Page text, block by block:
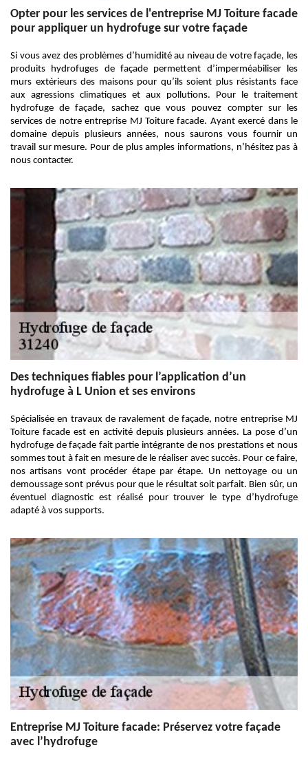
Opter pour les services de l'entreprise MJ Toiture facade
pour appliquer un hydrofuge sur votre façade
Si vous avez des problèmes d’humidité au niveau de votre façade, les
produits hydrofuges de façade permettent d’imperméabiliser les
murs extérieurs des maisons pour qu’ils soient plus résistants face
aux agressions climatiques et aux pollutions. Pour le traitement
hydrofuge de façade, sachez que vous pouvez compter sur les
services de notre entreprise MJ Toiture facade. Ayant exercé dans le
domaine depuis plusieurs années, nous saurons vous fournir un
travail sur mesure. Pour de plus amples informations, n’hésitez pas à
nous contacter.
Des techniques fiables pour l’application d’un
hydrofuge à L Union et ses environs
Spécialisée en travaux de ravalement de façade, notre entreprise MJ
Toiture facade est en activité depuis plusieurs années. La pose d’un
hydrofuge de façade fait partie intégrante de nos prestations et nous
sommes tout à fait en mesure de le réaliser avec succès. Pour ce faire,
nos artisans vont procéder étape par étape. Un nettoyage ou un
demoussage sont prévus pour que le résultat soit parfait. Bien sûr, un
éventuel diagnostic est réalisé pour trouver le type d’hydrofuge
adapté à vos supports.
Entreprise MJ Toiture facade: Préservez votre façade
avec l’hydrofuge